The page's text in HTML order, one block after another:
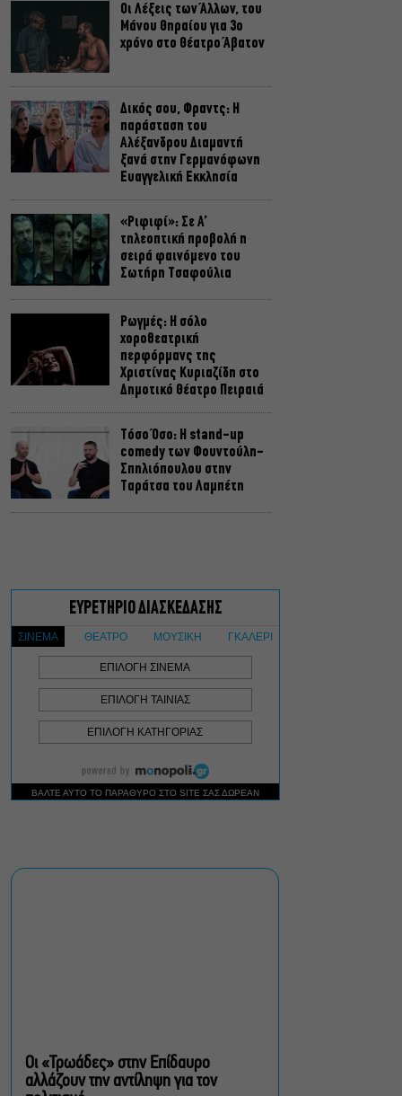
Οι Λέξεις των Άλλων, του
Μάνου Θηραίου για 3ο
χρόνο στο Θέατρο Άβατον
Δικός σου, Φραντς: Η
παράσταση του
Αλέξανδρου Διαμαντή
ξανά στην Γερμανόφωνη
Ευαγγελική Εκκλησία
«Ριφιφί»: Σε Α’
τηλεοπτική προβολή η
σειρά φαινόμενο του
Σωτήρη Τσαφούλια
Ρωγμές: Η σόλο
χοροθεατρική
περφόρμανς της
Χριστίνας Κυριαζίδη στο
Δημοτικό Θέατρο Πειραιά
Τόσο Όσο: Η stand-up
comedy των Φουντούλη-
Σπηλιόπουλου στην
Ταράτσα του Λαμπέτη
σινεμά στην Ταράτσα του
Λαμπέτη
Η συναυλιακή σεζόν
κορυφώνεται τον
Σεπτέμβριο
Τουλάχιστον 1.500 έλεγχοι
σε 300 παραλίες –
Πρόστιμα έως 73.000€ για
αυθαίρετες καταλήψεις
Πέντε διηγήματα του
Οι «Τρωάδες» στην Επίδαυρο
αλλάζουν την αντίληψη για τον